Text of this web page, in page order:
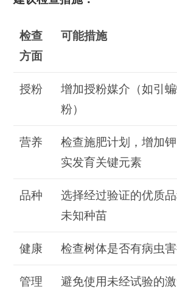
检查
方面
可能措施
授粉
增加授粉媒介（如引
粉）
营养
检查施肥计划，增加
实发育关键元素
品种
选择经过验证的优质
未知种苗
健康 检查树体是否有病虫
管理
避免使用未经试验的